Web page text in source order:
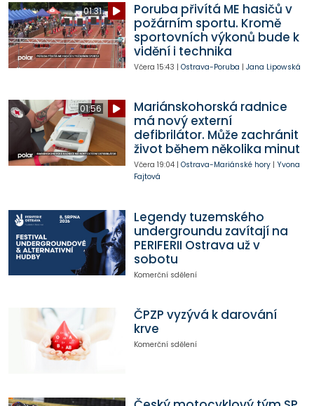
01:31
Poruba přivítá ME hasičů v
požárním sportu. Kromě
sportovních výkonů bude k
vidění i technika
Včera 15:43 | Ostrava-Poruba | Jana Lipowská
01:56
Mariánskohorská radnice
má nový externí
defibrilátor. Může zachránit
život během několika minut
Včera 19:04| Ostrava-Mariánské hory| Yvona
Fajtová
Legendy tuzemského
undergroundu zavítají na
PERIFERII Ostrava už v
sobotu
Komerční sdělení
ČPZP vyzývá k darování
krve
Komerční sdělení